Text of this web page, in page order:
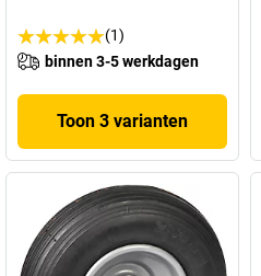
(1)
binnen 3-5 werkdagen
Toon 3 varianten